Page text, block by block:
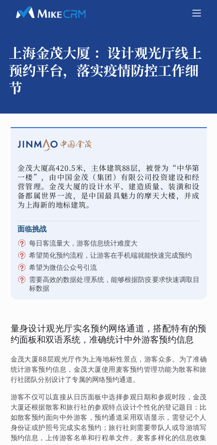
上海金茂大厦 ： 设计观光厅线上
预约平台，落实疫情防控工作细
节
金茂大厦高420.5米，主体建筑88层，被誉为“中华第
一楼”，由中国金茂（集团）有限公司投资建设和经
营管理。金茂大厦的设计水平、建造质量、装潢和设
备都属世界一流，是中国最具魅力的摩天大楼，并成
为上海新的地标建筑。
面临挑战
每日客流量大，游客信息统计难度大
希望简化预约流程，让游客在手机端就能快速完成预约
希望为微信公众号引流
需要高效的数据处理系统，能够根据防疫要求快速调取目
标数据
量身设计观光厅实名预约网络通道，搭配特有的预
约面板和双语系统，准确统计中外游客预约信息
金茂大厦88层观光厅作为上海地标性景点，游客众多。为了准确
统计游客预约信息，金茂大厦使用麦客预约管理功能为散客和旅
行社团队分别设计了专属的网络预约通道。
游客不仅可以直接从日历面板中选择参观日期和参观时段，金茂
大厦还根据散客和旅行社的参观特点设计个性化的登记题目：比
如散客预约面向中外游客，预约通道采用双语显示，需登记个人
身份证或护照号完成实名预约；旅行社则需要带队人或导游填写
预约信息，上传游客名单和行程单文件。麦客多样化的信息收集